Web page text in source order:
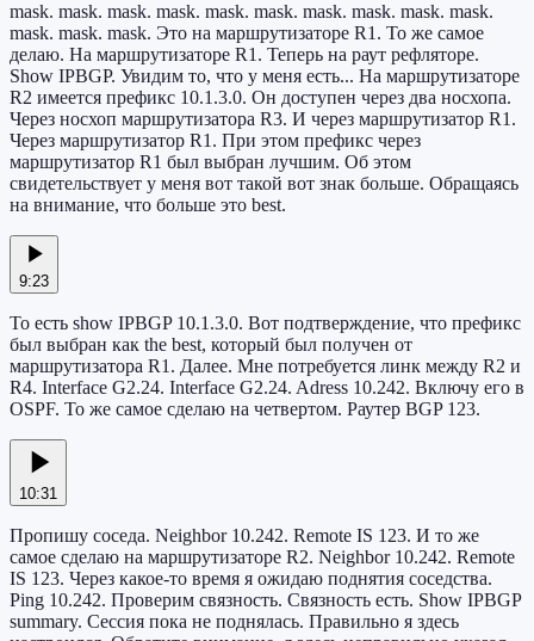
mask. mask. mask. mask. mask. mask. mask. mask. mask. mask.
mask. mask. mask. Это на маршрутизаторе R1. То же самое
делаю. На маршрутизаторе R1. Теперь на раут рефляторе.
Show IPBGP. Увидим то, что у меня есть... На маршрутизаторе
R2 имеется префикс 10.1.3.0. Он доступен через два носхопа.
Через носхоп маршрутизатора R3. И через маршрутизатор R1.
Через маршрутизатор R1. При этом префикс через
маршрутизатор R1 был выбран лучшим. Об этом
свидетельствует у меня вот такой вот знак больше. Обращаясь
на внимание, что больше это best.
9:23
То есть show IPBGP 10.1.3.0. Вот подтверждение, что префикс
был выбран как the best, который был получен от
маршрутизатора R1. Далее. Мне потребуется линк между R2 и
R4. Interface G2.24. Interface G2.24. Adress 10.242. Включу его в
OSPF. То же самое сделаю на четвертом. Раутер BGP 123.
10:31
Пропишу соседа. Neighbor 10.242. Remote IS 123. И то же
самое сделаю на маршрутизаторе R2. Neighbor 10.242. Remote
IS 123. Через какое-то время я ожидаю поднятия соседства.
Ping 10.242. Проверим связность. Связность есть. Show IPBGP
summary. Сессия пока не поднялась. Правильно я здесь